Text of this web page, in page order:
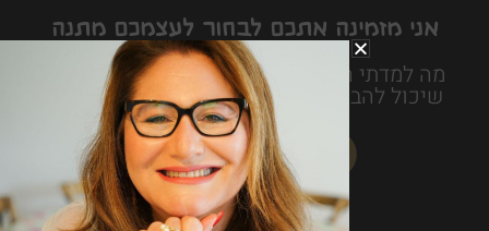
אני מזמינה אתכם לבחור לעצמכם מתנה
לחיים
מה למדתי היום הוא ספר חכם משעשע ופרקטי
שיכול להביא את האושר ממש עד לבית של כל
אחד ואחת מאיתנו